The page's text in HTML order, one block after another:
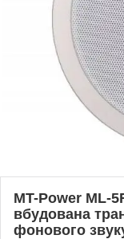
MT-Power ML-
вбудована
фонового